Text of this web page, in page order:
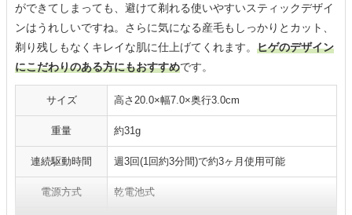
ができてしまっても、避けて剃れる使いやすいスティックデザイ
ンはうれしいですね。さらに気になる産毛もしっかりとカット、
剃り残しもなくキレイな肌に仕上げてくれます。 ヒゲのデザイン
にこだわりのある方にもおすすめです。
サイズ 高さ20.0×幅7.0×奥行3.0cm
重量 約31g
連続駆動時間 週3回(1回約3分間)で約3ヶ月使用可能
電源方式 乾電池式